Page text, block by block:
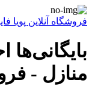
فروشگاه آنلاین پویا
بایگانی‌ها
منازل -